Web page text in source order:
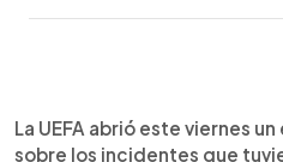
► Escuchar artículo
La UEFA abrió este viernes
sobre los incidentes que